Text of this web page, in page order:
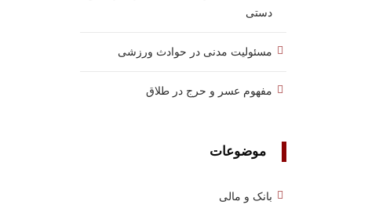
دستی
مسئولیت مدنی در حوادث ورزشی
مفهوم عسر و حرج در طلاق
موضوعات
بانک و مالی